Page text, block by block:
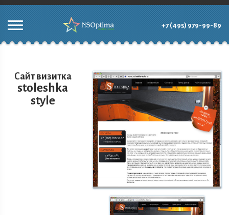
+7 (495) 979-99-89
Сайт визитка
stoleshka
style